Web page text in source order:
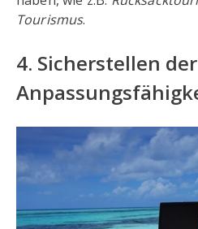
Tourismus.
4. Sicherstellen der